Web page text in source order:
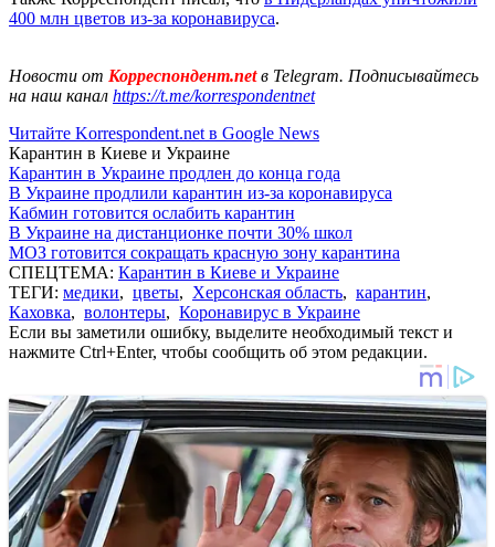
400 млн цветов из-за коронавируса.
Новости от Корреспондент.netв Telegram. Подписывайтесь
на наш канал https://t.me/korrespondentnet
Читайте Korrespondent.net в Google News
Карантин в Киеве и Украине
Карантин в Украине продлен до конца года
В Украине продлили карантин из-за коронавируса
Кабмин готовится ослабить карантин
В Украине на дистанционке почти 30% школ
МОЗ готовится сокращать красную зону карантина
СПЕЦТЕМА: Карантин в Киеве и Украине
ТЕГИ: медики, цветы, Херсонская область, карантин,
Каховка, волонтеры, Коронавирус в Украине
Если вы заметили ошибку, выделите необходимый текст и
нажмите Ctrl+Enter, чтобы сообщить об этом редакции.